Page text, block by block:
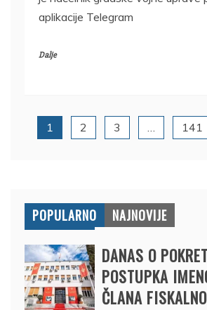
aplikacije Telegram
Dalje
1 2 3 … 141
POPULARNO NAJNOVIJE
DANAS O
POSTUPKA
ČLANA